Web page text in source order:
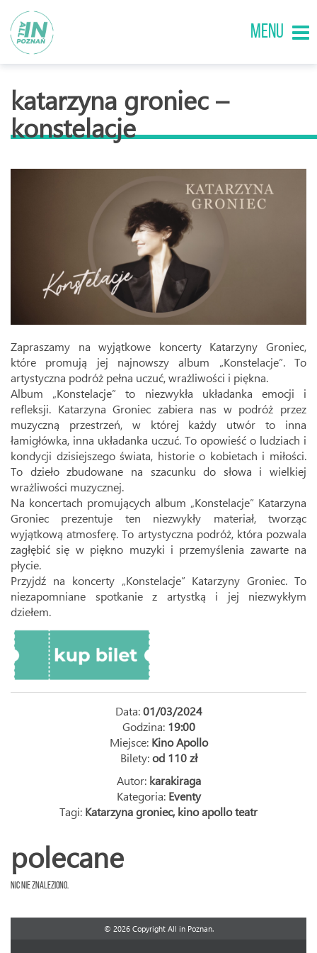
MENU
katarzyna groniec –
konstelacje
Zapraszamy na wyjątkowe koncerty Katarzyny Groniec,
które promują jej najnowszy album „Konstelacje”. To
artystyczna podróż pełna uczuć, wrażliwości i piękna.
Album „Konstelacje” to niezwykła układanka emocji i
refleksji. Katarzyna Groniec zabiera nas w podróż przez
muzyczną przestrzeń, w której każdy utwór to inna
łamigłówka, inna układanka uczuć. To opowieść o ludziach i
kondycji dzisiejszego świata, historie o kobietach i miłości.
To dzieło zbudowane na szacunku do słowa i wielkiej
wrażliwości muzycznej.
Na koncertach promujących album „Konstelacje” Katarzyna
Groniec prezentuje ten niezwykły materiał, tworząc
wyjątkową atmosferę. To artystyczna podróż, która pozwala
zagłębić się w piękno muzyki i przemyślenia zawarte na
płycie.
Przyjdź na koncerty „Konstelacje” Katarzyny Groniec. To
niezapomniane spotkanie z artystką i jej niezwykłym
dziełem.
Data:01/03/2024
Godzina: 19:00
Miejsce: Kino Apollo
Bilety:od 110 zł
Autor: karakiraga
Kategoria: Eventy
Tagi: Katarzyna groniec, kino apollo teatr
polecane
Nic nie znaleziono.
© 2026 Copyright All in Poznan.